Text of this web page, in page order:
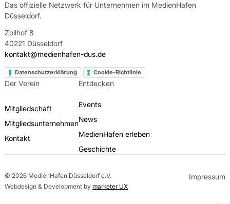
Das offizielle Netzwerk für Unternehmen im MedienHafen
Düsseldorf.
Zollhof 8
40221 Düsseldorf
kontakt@medienhafen-dus.de
Datenschutzerklärung Cookie-Richtlinie
Der Verein
Mitgliedschaft
Mitgliedsunternehmen
Kontakt
Entdecken
Events
News
MedienHafen erleben
Geschichte
© 2026 MedienHafen Düsseldorf e.V. Impressum
Webdesign & Development by marketer UX